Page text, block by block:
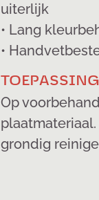
uiterlijk
• Lang
•
TOEPASSING
Op
grondig